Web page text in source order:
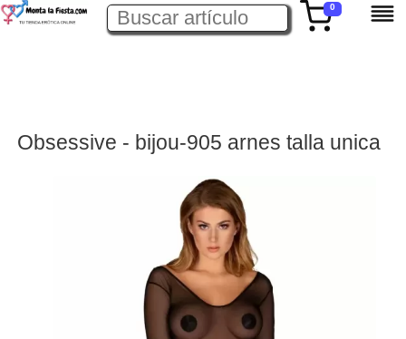
0
Obsessive - bijou-905 arnes talla unica